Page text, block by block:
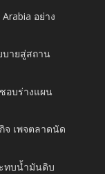
อย่าง
บายสู่สถาน
อบร่างแผน
จ เพจตลาดนัด
ทบน้ำมันดิบ